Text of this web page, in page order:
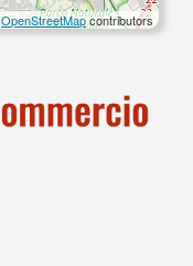
OpenStreetMapcontributors